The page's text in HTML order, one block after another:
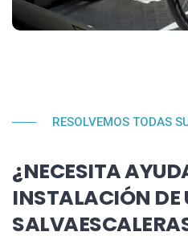
RESOLVEMOS TODAS
¿NECESITA
INSTALACIÓN DE